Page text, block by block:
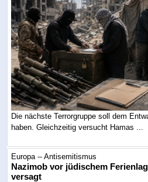
Die nächste Terrorgruppe soll dem
haben. Gleichzeitig versucht Hamas ...
Europa -- Antisemitismus
Nazimob vor jüdischem
versagt